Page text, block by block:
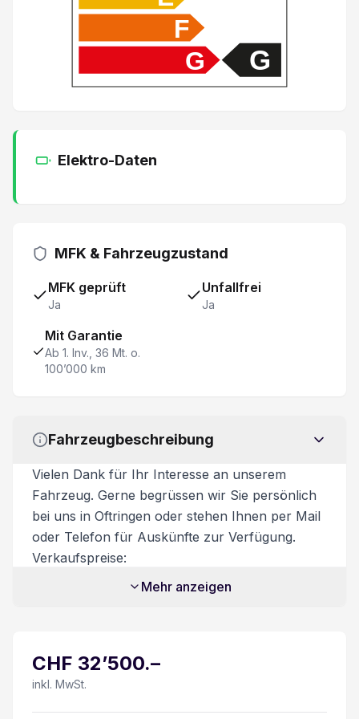
Reifendruck-Kontrollsystem RDK
Abgedunkelte Scheiben ab B-Säule
Toter-Winkel-Warnsystem
Klimaanlage automatisch 2-Zonen
Fahrer- und Beifahrersitz elektrisch verstellbar
Regen- und Lichtsensor
Leichtmetallfelgen 18"
360° Kamera
Dachreling
Stop + Start System
Center Airbag vorne
F
G
G
Elektro-Daten
MFK & Fahrzeugzustand
MFK geprüft
Ja
Unfallfrei
Ja
Mit Garantie
Ab 1. Inv., 36 Mt. o.
100’000 km
Fahrzeugbeschreibung
Vielen Dank für Ihr Interesse an unserem
Fahrzeug. Gerne begrüssen wir Sie persönlich
bei uns in Oftringen oder stehen Ihnen per Mail
oder Telefon für Auskünfte zur Verfügung.
Verkaufspreise:
Unsere Verkaufspreise sind inkl. 8.1%
erhältlich.
Dieses beinhaltet:
Mehr anzeigen
CHF 32’500.–
inkl. MwSt.